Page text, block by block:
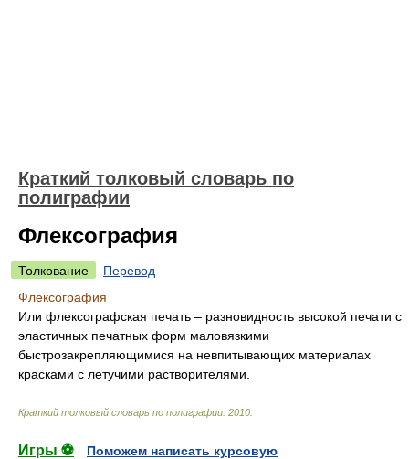
Краткий толковый словарь по
полиграфии
Флексография
Толкование
Перевод
Флексография
Или флексографская печать – разновидность высокой печати с
эластичных печатных форм маловязкими
быстрозакрепляющимися на невпитывающих материалах
красками с летучими растворителями.
Краткий толковый словарь по полиграфии 2010
Игры ⚽
Поможем написать курсовую